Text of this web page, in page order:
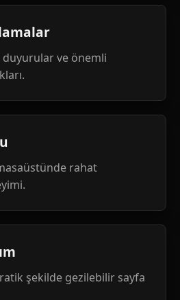
ve önemli
rahat
şekilde gezilebilir sayfa